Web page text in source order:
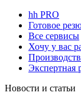
hh PRO
Готовое
Все сервисы
Хочу у вас
Экспертная
Новости и статьи